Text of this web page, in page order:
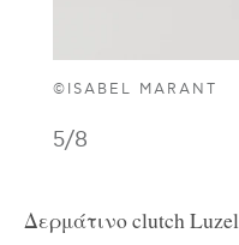
©ISABEL MARANT
5/8
Δερμάτινο clutch